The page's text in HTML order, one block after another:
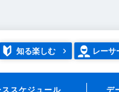
知る楽しむ レーサ
ススケジュール デ